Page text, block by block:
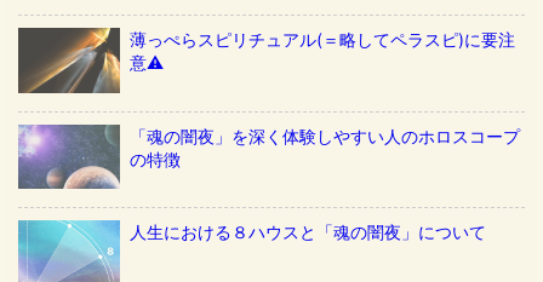
薄っぺらスピリチュアル(＝略してペラスピ)に要注
意⚠️
「魂の闇夜」を深く体験しやすい人のホロスコープ
の特徴
人生における８ハウスと「魂の闇夜」について